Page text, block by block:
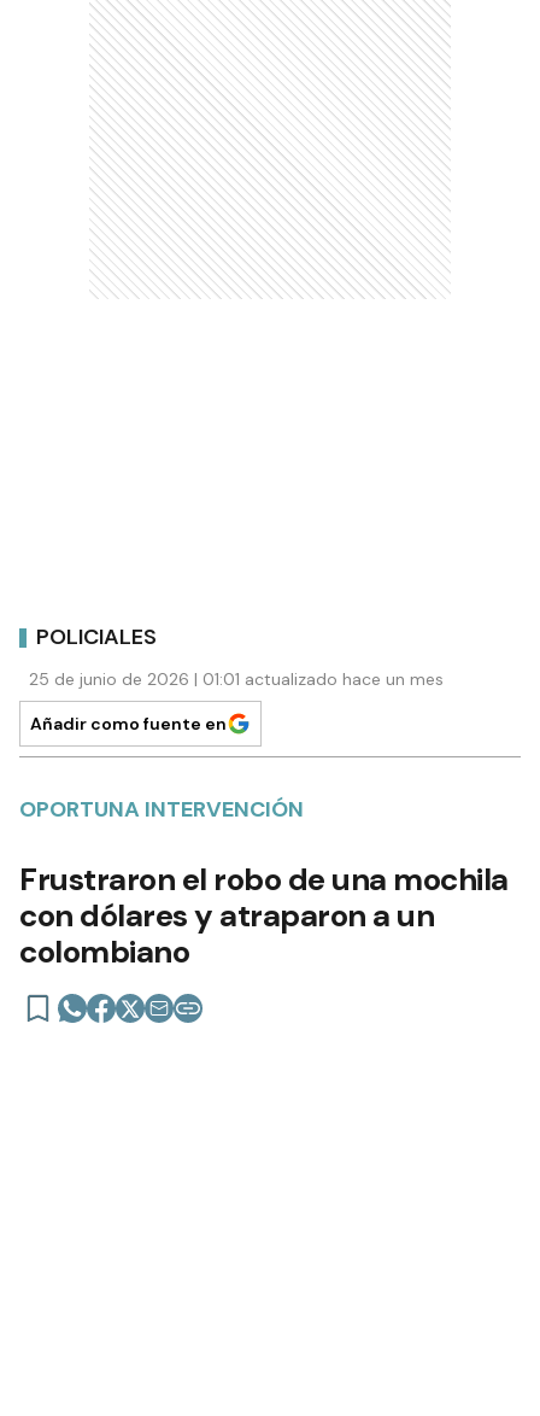
POLICIALES
25 de junio de 2026 | 01:01 actualizado hace un mes
Añadir como fuente en
OPORTUNA INTERVENCIÓN
Frustraron el robo de una mochila
con dólares y atraparon a un
colombiano